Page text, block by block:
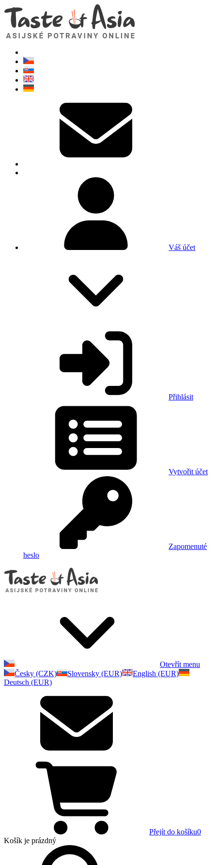
Váš účet
Přihlásit
Vytvořit účet
Zapomenuté
heslo
Otevřít menu
Česky (CZK)
Slovensky (EUR)
English (EUR)
Deutsch (EUR)
Přejít do košíku0
Košík je prázdný
TasteOfAsia.cz
Neváhejte se zeptat. Jsem tady pro vás!